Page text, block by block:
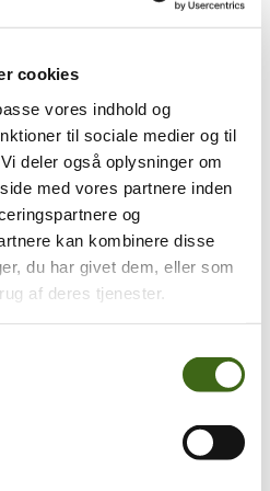
cookies
vores indhold og
til sociale medier og til
deler også oplysninger om
med vores partnere inden
og
kan kombinere disse
du har givet dem, eller som
af deres tjenester.
sagen om climbers
møde d. 25. - 26. sept., hvor
hang-ons og saddles kan tillades...
hjortevildt – med bue
ny film om skud til det store
modtaget...læs mere
til afholdelse Lørdag d. 10. maj...